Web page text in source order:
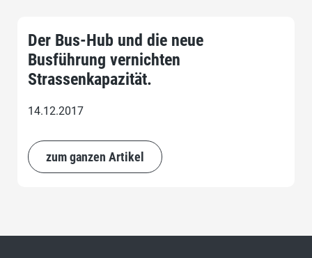
Der Bus-Hub und die neue
Busführung vernichten
Strassenkapazität.
14.12.2017
zum ganzen Artikel